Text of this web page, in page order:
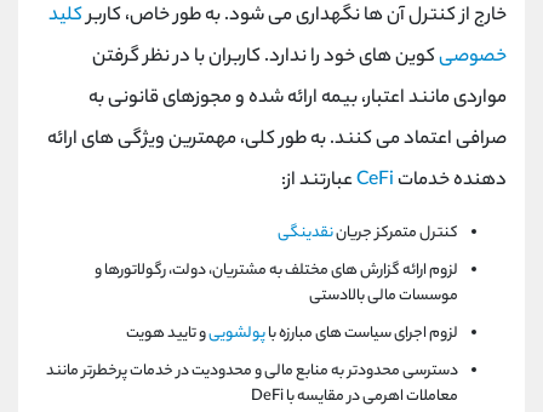
خارج از کنترل آن ها نگهداری می شود. به طور خاص، کاربرکلید
خصوصیکوین های خود را ندارد. کاربران با در نظر گرفتن
مواردی مانند اعتبار، بیمه ارائه شده و مجوزهای قانونی به
صرافی اعتماد می کنند. به طور کلی، مهمترین ویژگی های ارائه
دهنده خدمات CeFiعبارتند از:
کنترل متمرکز جریاننقدینگی
لزوم ارائه گزارش های مختلف به مشتریان، دولت، رگولاتورها و
موسسات مالی بالادستی
لزوم اجرای سیاست های مبارزه باپولشوییو تایید هویت
دسترسی محدودتر به منابع مالی و محدودیت در خدمات پرخطرتر مانند
معاملات اهرمی در مقایسه با DeFi